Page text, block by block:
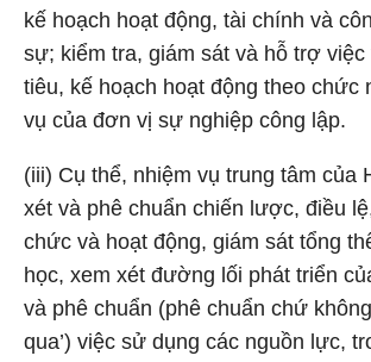
kế hoạch hoạt động, tài chính và
sự; kiểm tra, giám sát và hỗ trợ
tiêu, kế hoạch hoạt động theo chức
vụ của đơn vị sự nghiệp công lập.
(iii) Cụ thể, nhiệm vụ trung tâm của
xét và phê chuẩn chiến lược, điều
chức và hoạt động, giám sát tổng
học, xem xét đường lối phát triển
và phê chuẩn (phê chuẩn chứ
qua’) việc sử dụng các nguồn lực,